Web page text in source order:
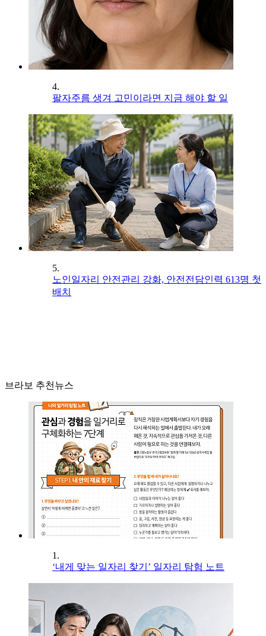
4.
팔자주름 생겨 고민이라면 지금 해야 할 일
5.
노인일자리 안전관리 강화, 안전전담인력 613명 첫
배치
브라보 추천뉴스
1.
‘내게 맞는 일자리 찾기’ 일자리 탐험 노트